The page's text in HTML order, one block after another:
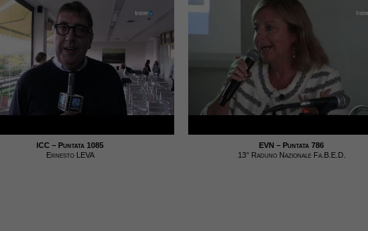
ICC – Puntata 1085
Ernesto LEVA
EVN – Puntata 786
13° Raduno Nazionale Fa.B.E.D.